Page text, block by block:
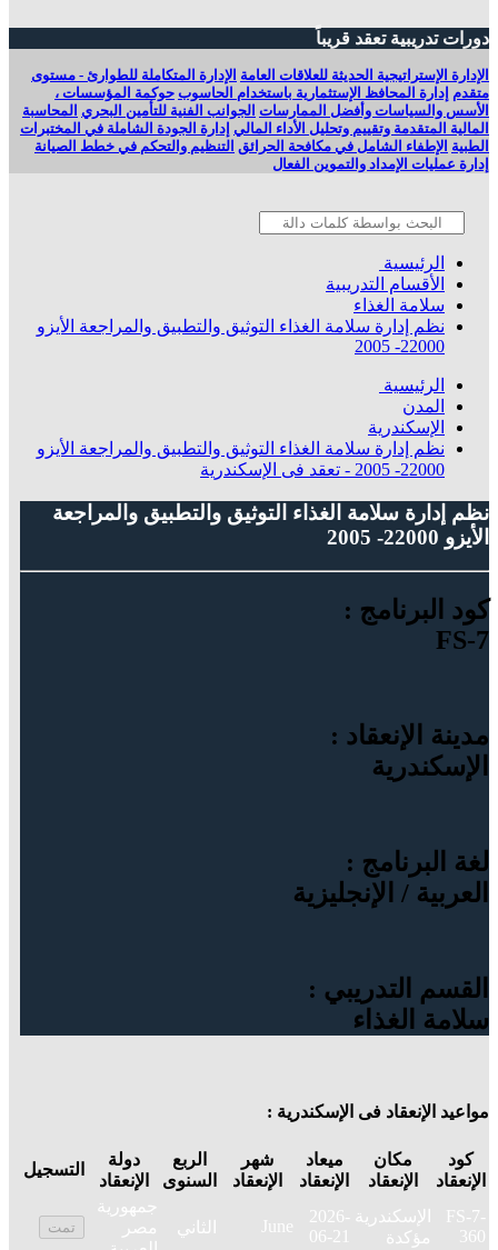
دورات تدريبية تعقد قريباً
الإدارة الإستراتيجية الحديثة للعلاقات العامة الإدارة المتكاملة للطوارئ - مستوى
متقدم إدارة المحافظ الإستثمارية باستخدام الحاسوب حوكمة المؤسسات ،
الأسس والسياسات وأفضل الممارسات الجوانب الفنية للتأمين البحري المحاسبة
المالية المتقدمة وتقييم وتحليل الأداء المالي إدارة الجودة الشاملة في المختبرات
الطبية الإطفاء الشامل في مكافحة الحرائق التنظيم والتحكم في خطط الصيانة
إدارة‭ ‬عمليات الإمداد والتموين الفعال
الرئيسية
الأقسام التدريبية
سلامة الغذاء
نظم إدارة سلامة الغذاء التوثيق والتطبيق والمراجعة الأيزو
22000- 2005
الرئيسية
المدن
الإسكندرية
نظم إدارة سلامة الغذاء التوثيق والتطبيق والمراجعة الأيزو
22000- 2005 - تعقد فى الإسكندرية
نظم إدارة سلامة الغذاء التوثيق والتطبيق والمراجعة
الأيزو 22000- 2005
كود البرنامج :
FS-7
مدينة الإنعقاد :
الإسكندرية
لغة البرنامج :
العربية / الإنجليزية
القسم التدريبي :
سلامة الغذاء
مواعيد الإنعقاد فى الإسكندرية :
كود
الإنعقاد
مكان
الإنعقاد
ميعاد
الإنعقاد
شهر
الإنعقاد
الربع
السنوى
دولة
الإنعقاد
التسجيل
FS-7-
360
الإسكندرية
مؤكدة
2026-
06-21
June الثاني
جمهورية
مصر
تمت